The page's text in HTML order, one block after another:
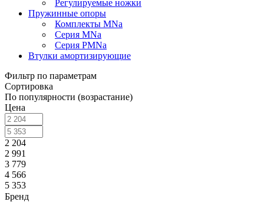
Регулируемые ножки
Пружинные опоры
Комплекты MNa
Серия MNa
Серия PMNa
Втулки амортизирующие
Фильтр по параметрам
Сортировка
По популярности (возрастание)
Цена
2 204
2 991
3 779
4 566
5 353
Бренд